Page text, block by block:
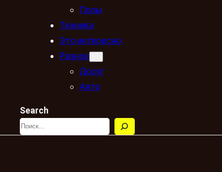
Полы
Техника
Это интересно
Разное
Досуг
Авто
Search